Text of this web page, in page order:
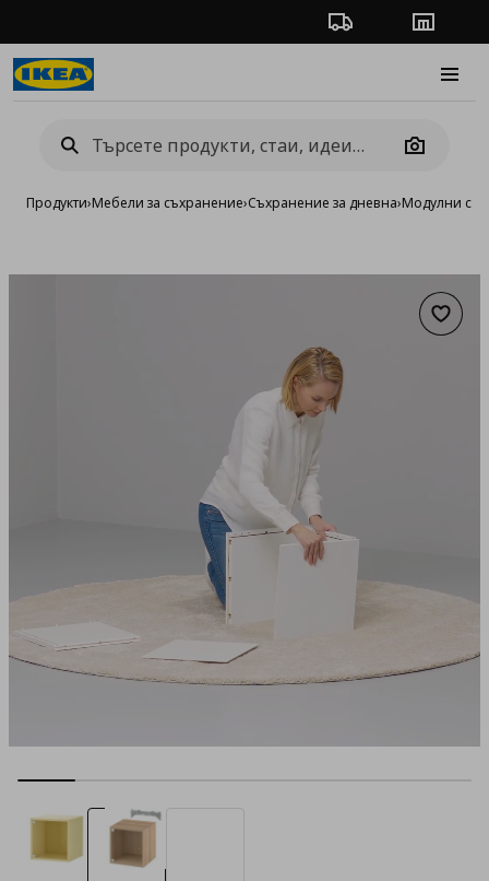
Проследяване на
Camera
Продукти›Мебели за съхранение›Съхранение за дневна›Модулни